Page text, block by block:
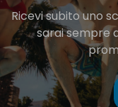
Ricevi subito uno
sarai sempre